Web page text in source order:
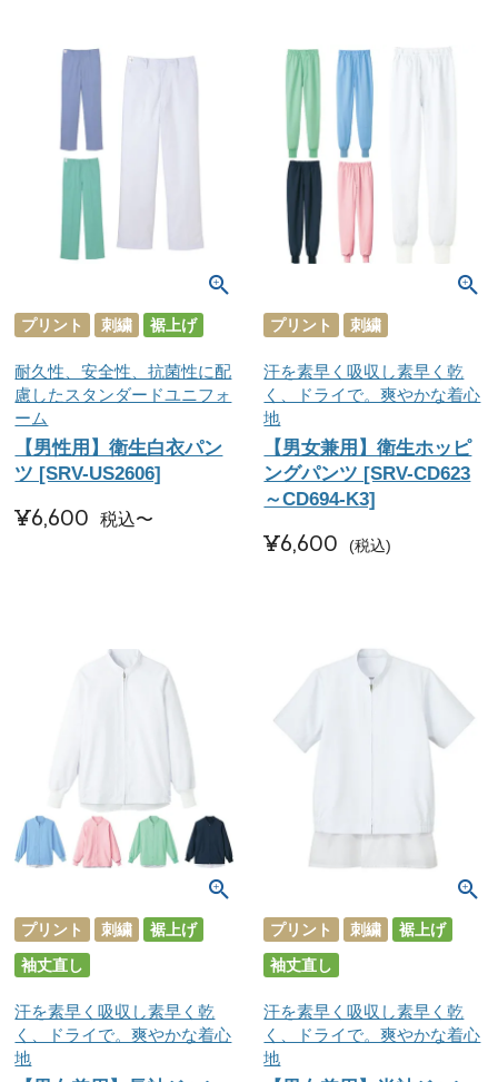
プリント 刺繍 裾上げ
耐久性、安全性、抗菌性に配
慮したスタンダードユニフォ
ーム
【男性用】衛生白衣パン
ツ [SRV-US2606]
¥6,600 税込〜
プリント 刺繍
汗を素早く吸収し素早く乾
く、ドライで。爽やかな着心
地
【男女兼用】衛生ホッピ
ングパンツ [SRV-CD623
～CD694-K3]
¥6,600 税込
プリント 刺繍
裾上げ
袖丈直し
汗を素早く吸収し素早く乾
く、ドライで。爽やかな着心
地
プリント 刺繍
裾上げ
袖丈直し
汗を素早く吸収し素早く乾
く、ドライで。爽やかな着心
地